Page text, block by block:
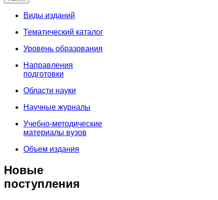
Виды изданий
Тематический каталог
Уровень образования
Направления
подготовки
Области науки
Научные журналы
Учебно-методические
материалы вузов
Объем издания
Новые
поступления